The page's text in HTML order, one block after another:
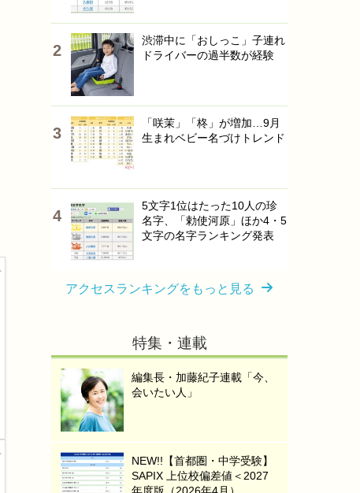
渋滞中に「おしっこ」子連れ
ドライバーの過半数が経験
「咲茉」「柊」が増加…9月
生まれベビー名づけトレンド
5文字1位はたった10人の珍
名字、「勅使河原」ほか4・5
文字の名字ランキング発表
アクセスランキングをもっと見る
特集・連載
編集長・加藤紀子連載「今、
会いたい人」
NEW!!【首都圏・中学受験】
SAPIX 上位校偏差値＜2027